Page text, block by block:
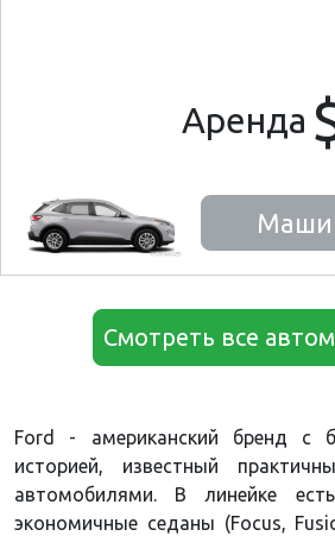
Аренда
Смотреть все
Ford - американский бренд с
историей, известный
автомобилями. В линейке
экономичные седаны (Focus,